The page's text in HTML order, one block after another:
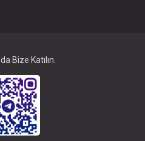
Bize Katılın.